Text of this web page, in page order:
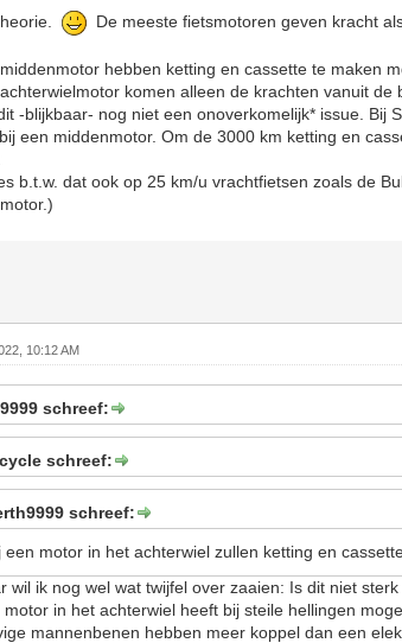
De meeste fietsmotoren geven kracht
hebben ketting en cassette te maken
komen alleen de krachten vanuit
-blijkbaar- nog niet een onoverkomelijk* issue. Bij
een middenmotor. Om de 3000 km ketting en
b.t.w. dat ook op 25 km/u vrachtfietsen zoals de
10:12 AM
schreef:
schreef:
schreef:
een motor in het achterwiel zullen ketting en
wil ik nog wel wat twijfel over zaaien: Is dit niet
motor in het achterwiel heeft bij steile hellingen
mannenbenen hebben meer koppel dan een